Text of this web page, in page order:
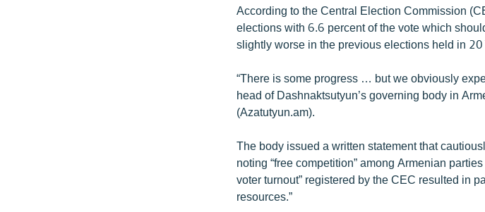
According to the Central Election Commission
elections with 6.6 percent of the vote which
slightly worse in the previous elections held in
“There is some progress … but we obviously
head of Dashnaktsutyun’s governing body in
(Azatutyun.am).
The body issued a written statement that
noting “free competition” among Armenian
voter turnout” registered by the CEC resulted in
resources.”